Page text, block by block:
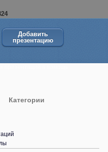
Добавить
презентацию
Категории